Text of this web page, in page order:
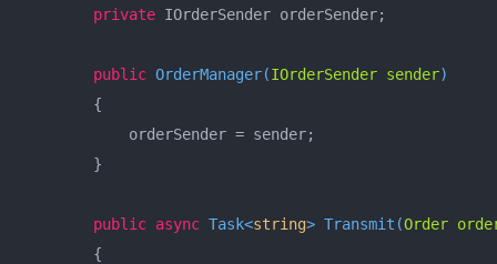
private IOrderSender orderSender;
public OrderManager(IOrderSender sender)
        {
            orderSender = sender;
        }
public async Task<string> Transmit (Order
        {